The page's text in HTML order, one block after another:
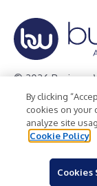
© 2026 Business
Privacy Policy
Terms of Use
By clicking
cookies on your
analyze site
Cookie Policy
Cookies